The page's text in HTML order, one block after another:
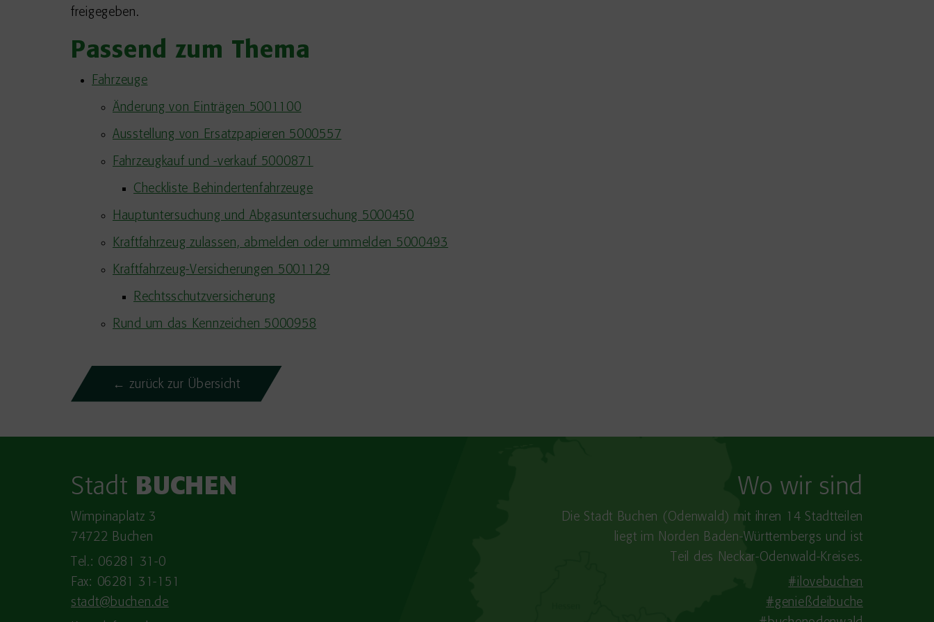
freigegeben.
Passend zum Thema
Fahrzeuge
Änderung von Einträgen 5001100
Ausstellung von Ersatzpapieren 5000557
Fahrzeugkauf und -verkauf 5000871
Checkliste Behindertenfahrzeuge
Hauptuntersuchung und Abgasuntersuchung 5000450
Kraftfahrzeug zulassen, abmelden oder ummelden 5000493
Kraftfahrzeug-Versicherungen 5001129
Rechtsschutzversicherung
Rund um das Kennzeichen 5000958
← zurück zur Übersicht
Stadt BUCHEN
Wimpinaplatz 3
74722 Buchen
Tel.: 06281 31-0
Fax: 06281 31-151
stadt@buchen.de
Wo wir sind
Die Stadt Buchen (Odenwald) mit ihren 14 Stadtteilen
liegt im Norden Baden-​Württembergs und ist
Teil des Neckar-Odenwald-Kreises.
#ilovebuchen
#genießdeibuche